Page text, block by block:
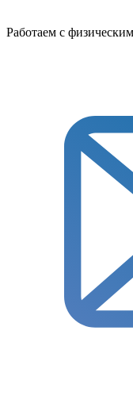
Работаем с